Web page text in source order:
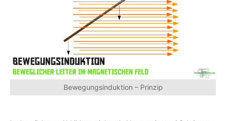
Bewegungsinduktion – Prinzip